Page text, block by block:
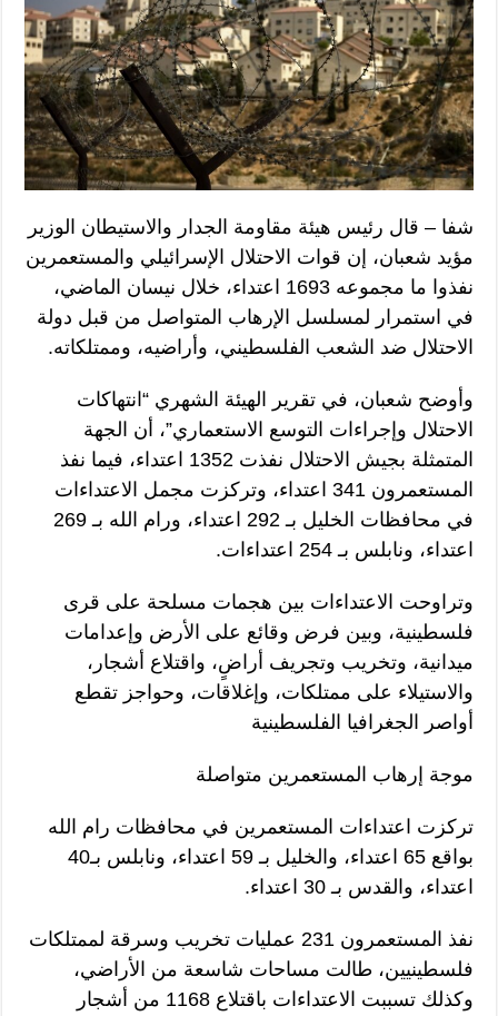
شفا – قال رئيس هيئة مقاومة الجدار والاستيطان الوزير
مؤيد شعبان، إن قوات الاحتلال الإسرائيلي والمستعمرين
نفذوا ما مجموعه 1693 اعتداء، خلال نيسان الماضي،
في استمرار لمسلسل الإرهاب المتواصل من قبل دولة
الاحتلال ضد الشعب الفلسطيني، وأراضيه، وممتلكاته.
وأوضح شعبان، في تقرير الهيئة الشهري “انتهاكات
الاحتلال وإجراءات التوسع الاستعماري”، أن الجهة
المتمثلة بجيش الاحتلال نفذت 1352 اعتداء، فيما نفذ
المستعمرون 341 اعتداء، وتركزت مجمل الاعتداءات
في محافظات الخليل بـ 292 اعتداء، ورام الله بـ 269
اعتداء، ونابلس بـ 254 اعتداءات.
وتراوحت الاعتداءات بين هجمات مسلحة على قرى
فلسطينية، وبين فرض وقائع على الأرض وإعدامات
ميدانية، وتخريب وتجريف أراضٍ، واقتلاع أشجار،
والاستيلاء على ممتلكات، وإغلاقات، وحواجز تقطع
أواصر الجغرافيا الفلسطينية
موجة إرهاب المستعمرين متواصلة
تركزت اعتداءات المستعمرين في محافظات رام الله
بواقع 65 اعتداء، والخليل بـ 59 اعتداء، ونابلس بـ40
اعتداء، والقدس بـ 30 اعتداء.
نفذ المستعمرون 231 عمليات تخريب وسرقة لممتلكات
فلسطينيين، طالت مساحات شاسعة من الأراضي،
وكذلك تسببت الاعتداءات باقتلاع 1168 من أشجار